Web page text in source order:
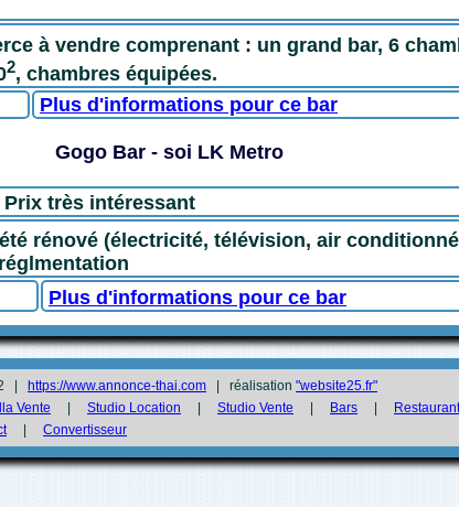
à vendre comprenant : un grand bar, 6
2, chambres équipées.
Plus d'informations pour ce bar
Gogo Bar - soi LK Metro
Prix très intéressant
rénové (électricité, télévision, air
Plus d'informations pour ce bar
| https://www.annonce-thai.com | réalisation "website25.fr"
Vente | Studio Location | Studio Vente | Bars |
| Convertisseur